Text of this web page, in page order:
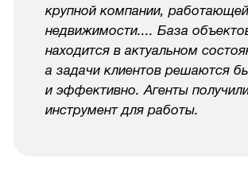
крупной компании,
недвижимости.... База
находится в актуальном
а задачи клиентов решаются
и эффективно. Агенты
инструмент для работы.